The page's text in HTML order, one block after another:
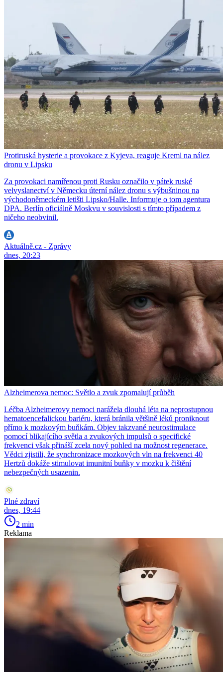
Protiruská hysterie a provokace z Kyjeva, reaguje Kreml na nález
dronu v Lipsku
Za provokaci namířenou proti Rusku označilo v pátek ruské
velvyslanectví v Německu úterní nález dronu s výbušninou na
východoněmeckém letišti Lipsko/Halle. Informuje o tom agentura
DPA. Berlín oficiálně Moskvu v souvislosti s tímto případem z
ničeho neobvinil.
Aktuálně.cz - Zprávy
dnes, 20:23
Alzheimerova nemoc: Světlo a zvuk zpomalují průběh
Léčba Alzheimerovy nemoci narážela dlouhá léta na neprostupnou
hematoencefalickou bariéru, která bránila většině léků proniknout
přímo k mozkovým buňkám. Objev takzvané neurostimulace
pomocí blikajícího světla a zvukových impulsů o specifické
frekvenci však přináší zcela nový pohled na možnost regenerace.
Vědci zjistili, že synchronizace mozkových vln na frekvenci 40
Hertzů dokáže stimulovat imunitní buňky v mozku k čištění
nebezpečných usazenin.
Plné zdraví
dnes, 19:44
2 min
Reklama